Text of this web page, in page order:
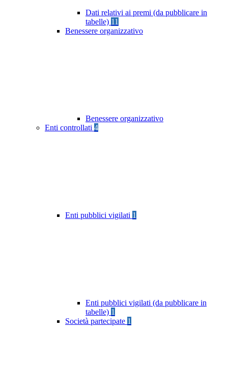
Dati relativi ai premi (da pubblicare in
tabelle) 11
Benessere organizzativo
Benessere organizzativo
Enti controllati 4
Enti pubblici vigilati 1
Enti pubblici vigilati (da pubblicare in
tabelle) 1
Società partecipate 1